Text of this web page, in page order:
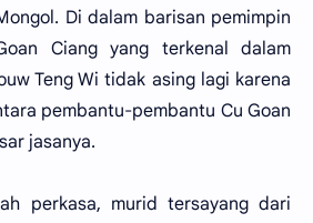
Di dalam barisan pemimpin
Ciang yang terkenal dalam
Teng Wi tidak asing lagi karena
pembantu-pembantu Cu Goan
jasanya.
perkasa, murid tersayang dari